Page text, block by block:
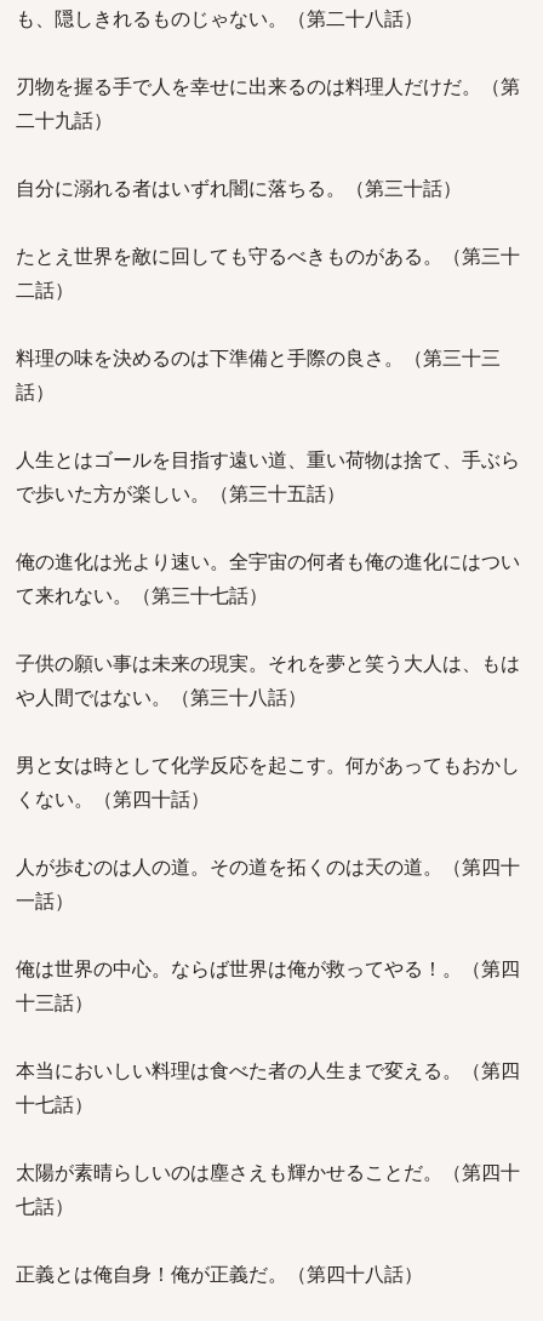
も、隠しきれるものじゃない。（第二十八話）
刃物を握る手で人を幸せに出来るのは料理人だけだ。（第
二十九話）
自分に溺れる者はいずれ闇に落ちる。（第三十話）
たとえ世界を敵に回しても守るべきものがある。（第三十
二話）
料理の味を決めるのは下準備と手際の良さ。（第三十三
話）
人生とはゴールを目指す遠い道、重い荷物は捨て、手ぶら
で歩いた方が楽しい。（第三十五話）
俺の進化は光より速い。全宇宙の何者も俺の進化にはつい
て来れない。（第三十七話）
子供の願い事は未来の現実。それを夢と笑う大人は、もは
や人間ではない。（第三十八話）
男と女は時として化学反応を起こす。何があってもおかし
くない。（第四十話）
人が歩むのは人の道。その道を拓くのは天の道。（第四十
一話）
俺は世界の中心。ならば世界は俺が救ってやる！。（第四
十三話）
本当においしい料理は食べた者の人生まで変える。（第四
十七話）
太陽が素晴らしいのは塵さえも輝かせることだ。（第四十
七話）
正義とは俺自身！俺が正義だ。（第四十八話）